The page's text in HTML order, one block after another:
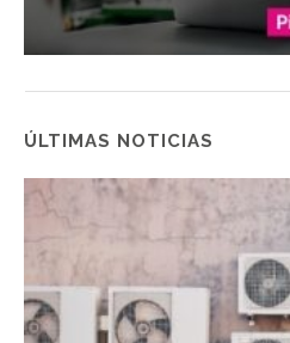
ÚLTIMAS NOTICIAS